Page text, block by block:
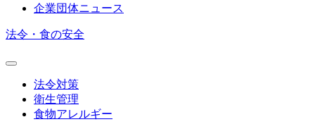
企業団体ニュース
法令・食の安全
法令対策
衛生管理
食物アレルギー